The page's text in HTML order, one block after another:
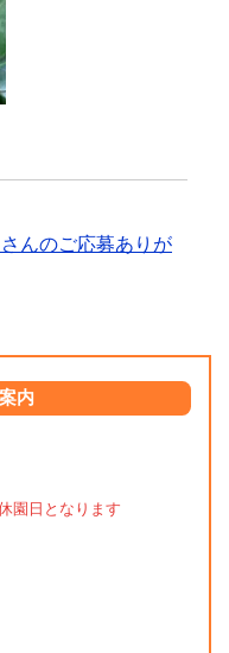
んのご応募ありが
内
園日となります